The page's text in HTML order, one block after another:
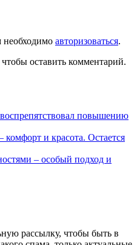
необходимо авторизоваться.
оставить комментарий.
повышению
и красота. Остается
– особый подход и
рассылку, чтобы быть в